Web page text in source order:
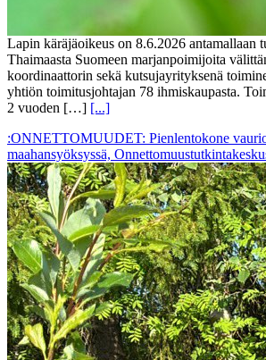
Lapin käräjäoikeus on 8.6.2026 antamallaan
Thaimaasta Suomeen marjanpoimijoita
koordinaattorin sekä kutsujayrityksenä
yhtiön toimitusjohtajan 78 ihmiskaupasta.
2 vuoden […] [...]
:ONNETTOMUUDET: Pienlentokone
maahansyöksyssä,